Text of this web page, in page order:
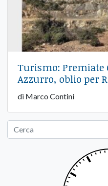
Turismo: Premiate
Azzurro, oblio per
di Marco Contini